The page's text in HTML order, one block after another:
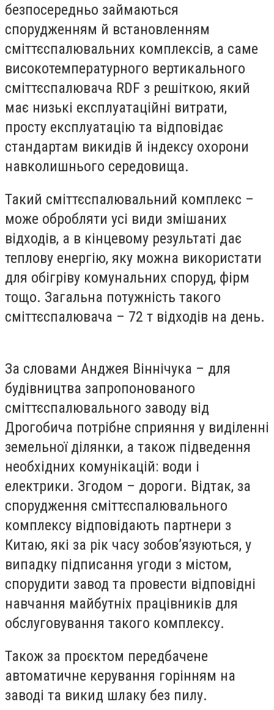
безпосередньо займаються
спорудженням й встановленням
сміттєспалювальних комплексів, а саме
високотемпературного вертикального
сміттєспалювача RDF з решіткою, який
має низькі експлуатаційні витрати,
просту експлуатацію та відповідає
стандартам викидів й індексу охорони
навколишнього середовища.
Такий сміттєспалювальний комплекс –
може обробляти усі види змішаних
відходів, а в кінцевому результаті дає
теплову енергію, яку можна використати
для обігріву комунальних споруд, фірм
тощо. Загальна потужність такого
сміттєспалювача – 72 т відходів на день.
За словами Анджея Віннічука – для
будівництва запропонованого
сміттєспалювального заводу від
Дрогобича потрібне сприяння у виділенні
земельної ділянки, а також підведення
необхідних комунікацій: води і
електрики. Згодом – дороги. Відтак, за
спорудження сміттєспалювального
комплексу відповідають партнери з
Китаю, які за рік часу зобов’язуються, у
випадку підписання угоди з містом,
спорудити завод та провести відповідні
навчання майбутніх працівників для
обслуговування такого комплексу.
Також за проєктом передбачене
автоматичне керування горінням на
заводі та викид шлаку без пилу.